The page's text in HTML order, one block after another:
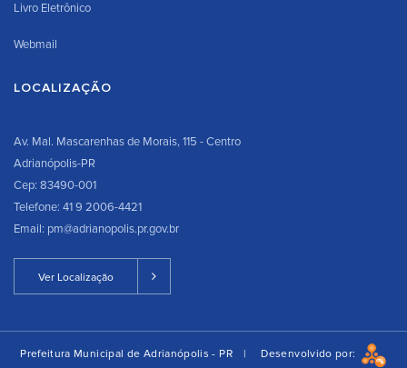
Livro Eletrônico
Webmail
LOCALIZAÇÃO
Av. Mal. Mascarenhas de Morais, 115 - Centro
Adrianópolis-PR
Cep: 83490-001
Telefone: 41 9 2006-4421
Email: pm@adrianopolis.pr.gov.br
Ver Localização
Prefeitura Municipal de Adrianópolis - PR | Desenvolvido por: